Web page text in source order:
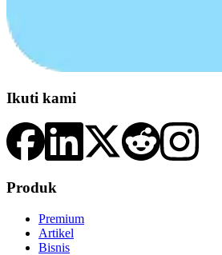
Ikuti kami
Produk
Premium
Artikel
Bisnis